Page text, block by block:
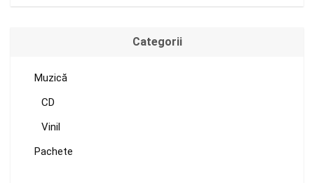
Categorii
Muzică
CD
Vinil
Pachete